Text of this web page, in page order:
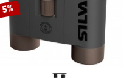
5%